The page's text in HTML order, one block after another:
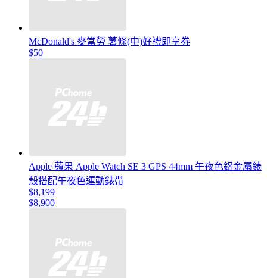
McDonald's 麥當勞 薯條(中)好禮即享券
$50
Apple 蘋果 Apple Watch SE 3 GPS 44mm 午夜色鋁金屬錶
殼搭配午夜色運動錶帶
$8,199
$8,900